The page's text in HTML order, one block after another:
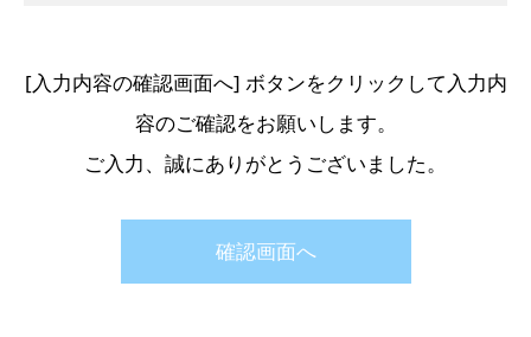
[入力内容の確認画面へ] ボタンをクリックして入力内
容のご確認をお願いします。
ご入力、誠にありがとうございました。